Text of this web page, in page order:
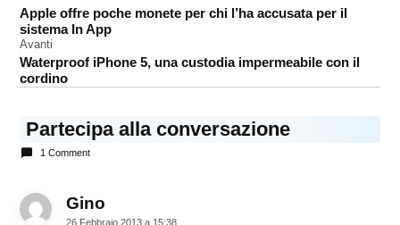
iPhone
vintage
articoli
Apple offre poche monete per chi l’ha accusata per il
sistema In App
Avanti
Waterproof iPhone 5, una custodia impermeabile con il
cordino
Partecipa alla conversazione
1 Comment
Gino
26 Febbraio 2013 a 15:38